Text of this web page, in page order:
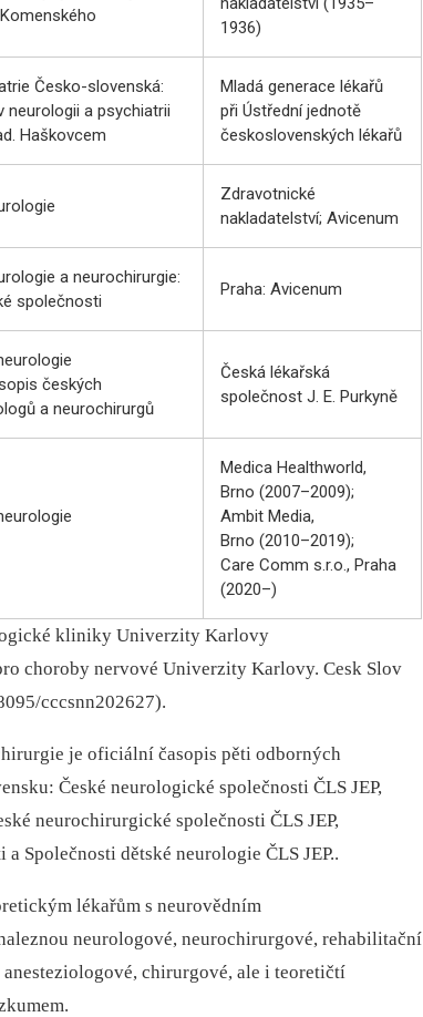
1936)
Česko-slovenská:
neurologii a psychiatrii
Haškovcem
Mladá generace lékařů
při Ústřední jednotě
československých lékařů
Zdravotnické
nakladatelství; Avicenum
a neurochirurgie:
společnosti
Praha: Avicenum
českých
a neurochirurgů
Česká lékařská
společnost J. E. Purkyně
Medica Healthworld,
Brno (2007–2009);
Ambit Media,
Brno (2010–2019);
Care Comm s.r.o., Praha
(2020–)
kliniky Univerzity Karlovy
choroby nervové Univerzity Karlovy. Cesk Slov
cccsnn202627).
je oficiální časopis pěti odborných
České neurologické společnosti ČLS JEP,
neurochirurgické společnosti ČLS JEP,
Společnosti dětské neurologie ČLS JEP..
lékařům s neurovědním
neurologové, neurochirurgové, rehabilitační
chirurgové, ale i teoretičtí